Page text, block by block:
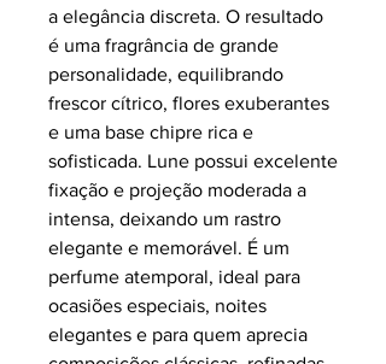
a elegância discreta. O resultado
é uma fragrância de grande
personalidade, equilibrando
frescor cítrico, flores exuberantes
e uma base chipre rica e
sofisticada. Lune possui excelente
fixação e projeção moderada a
intensa, deixando um rastro
elegante e memorável. É um
perfume atemporal, ideal para
ocasiões especiais, noites
elegantes e para quem aprecia